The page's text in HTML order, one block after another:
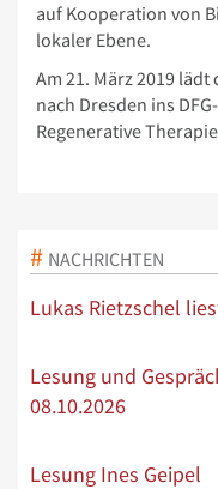
auf Kooperation von
lokaler Ebene.
Am 21. März 2019
nach Dresden ins
Regenerative
NACHRICHTEN
Lukas Rietzschel
Lesung und
08.10.2026
Lesung Ines Geipel